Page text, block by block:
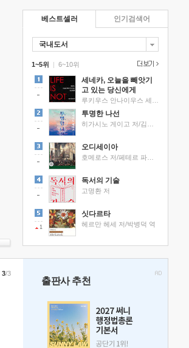
베스트셀러
국내도서
1~5위 |
세네카, 오늘을 빼앗기
고 있는 당신에게
투명한 나선
오디세이아
독서의 기술
고명환 저
1
싯다르타
헤르만 헤세 저/박병덕 역
6~10위
인기검색어
3/3
출판사 추천